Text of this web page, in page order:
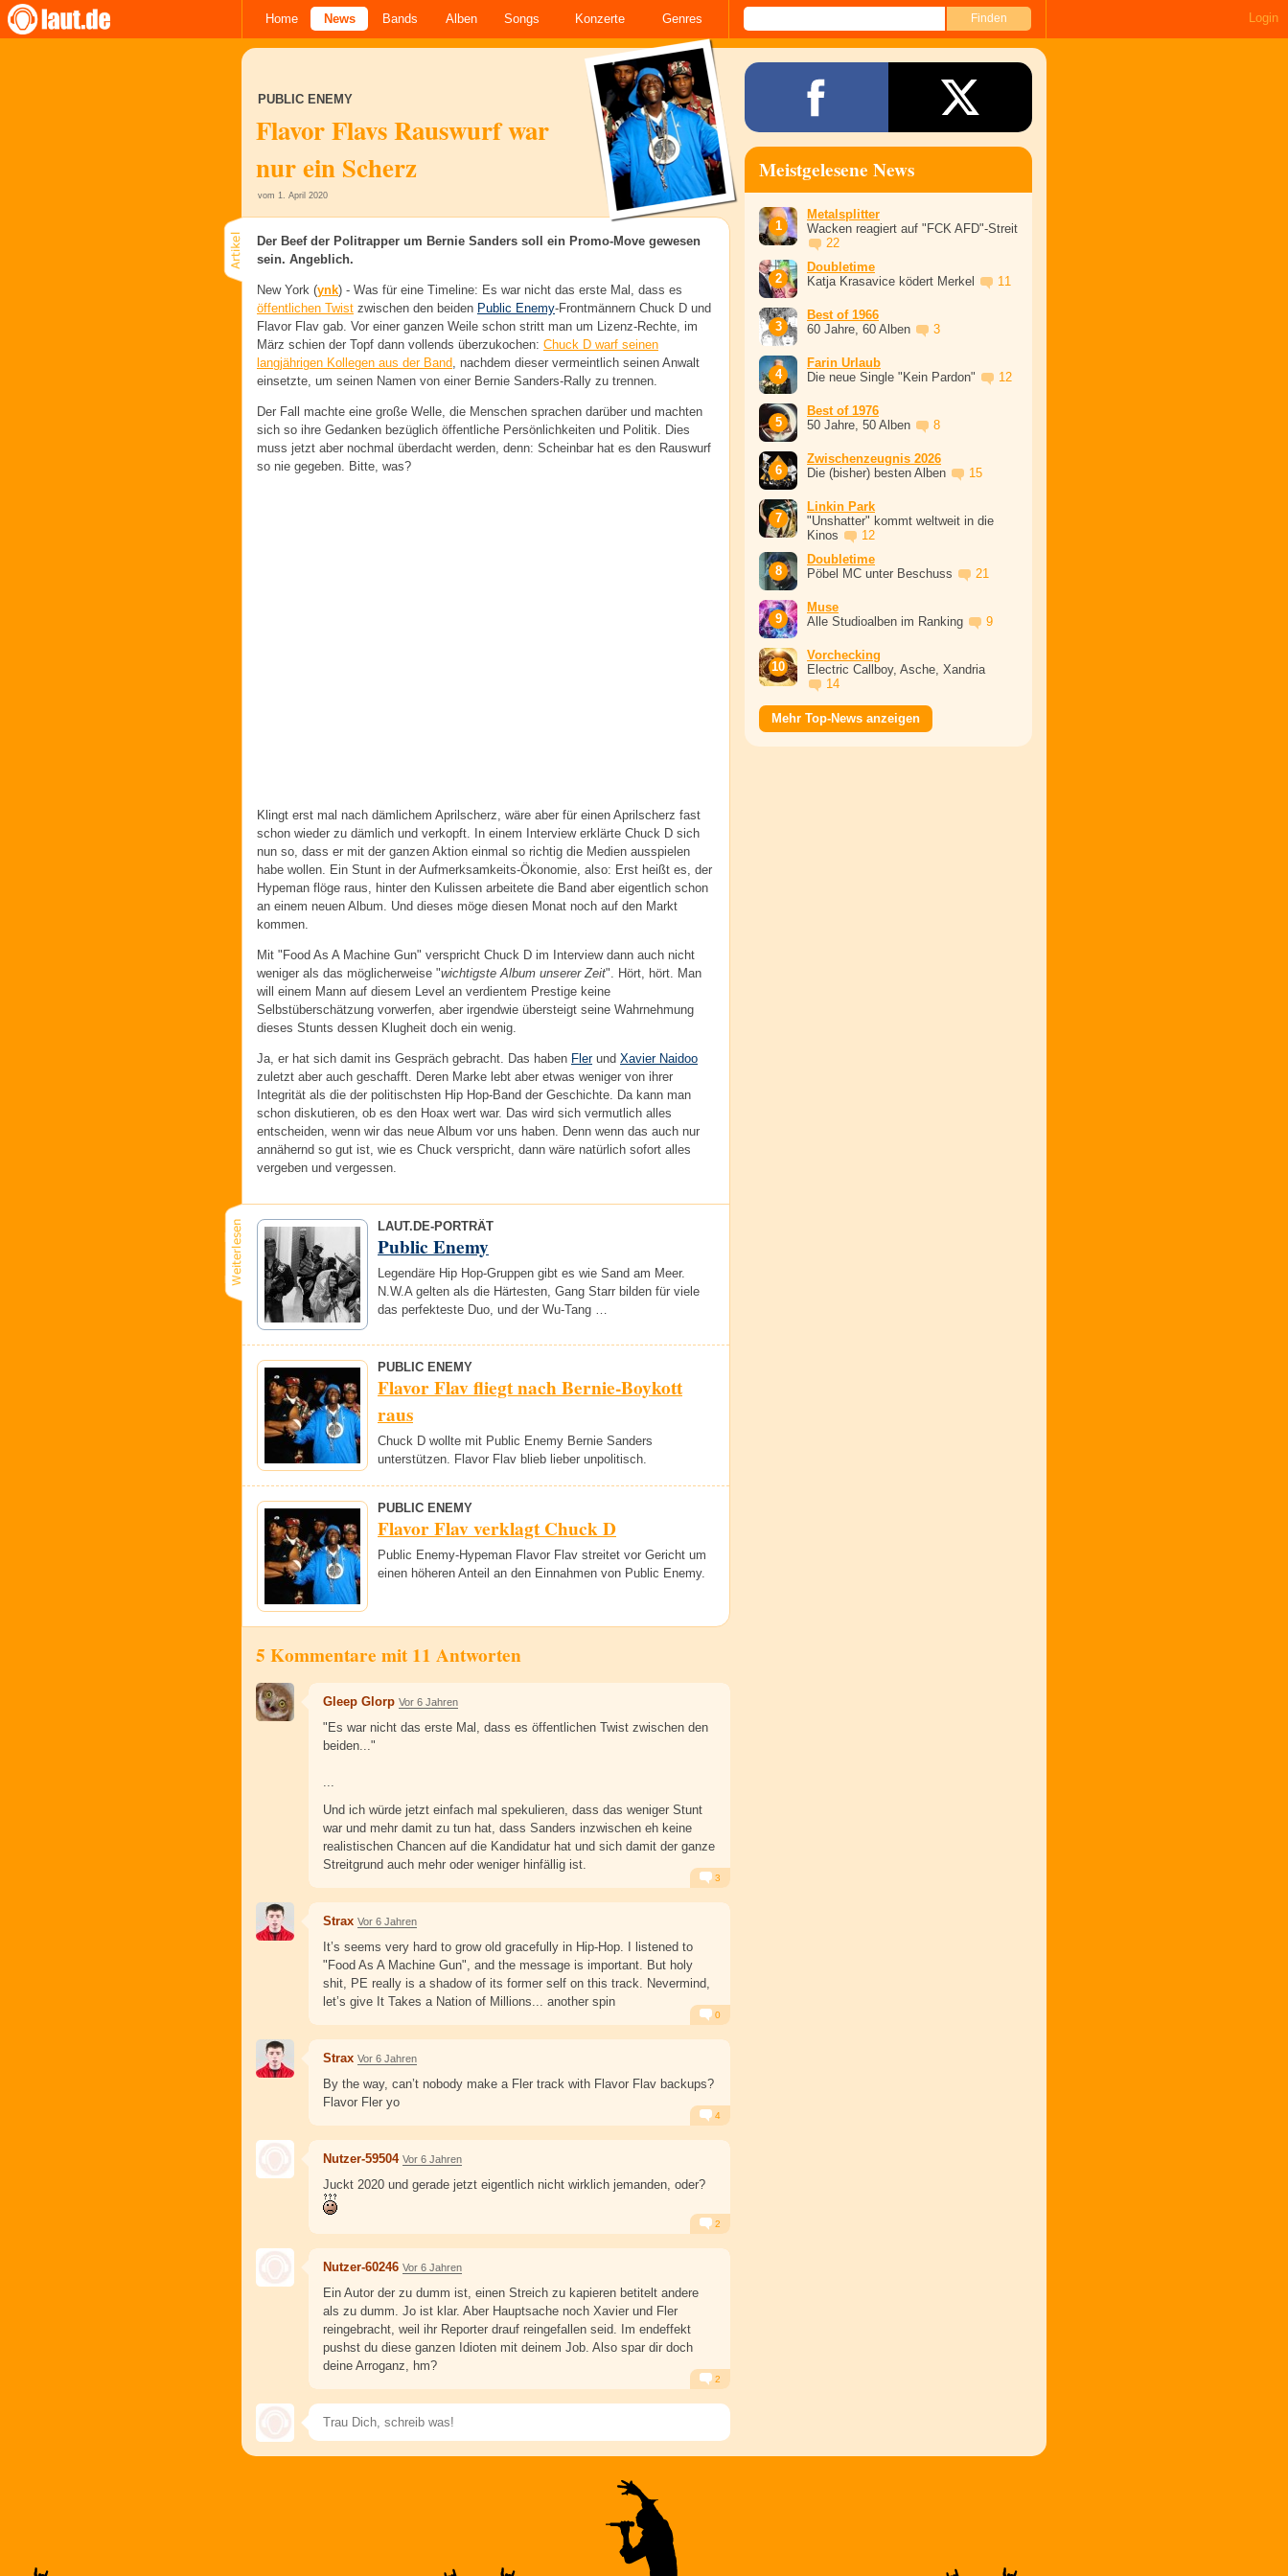
Home News Bands Alben Songs Konzerte Genres Login
PUBLIC ENEMY
Flavor Flavs Rauswurf war
nur ein Scherz
vom 1. April 2020
Der Beef der Politrapper um Bernie Sanders soll ein Promo-Move gewesen
sein. Angeblich.
New York (ynk) - Was für eine Timeline: Es war nicht das erste Mal, dass es
öffentlichen Twist zwischen den beiden Public Enemy-Frontmännern Chuck D und
Flavor Flav gab. Vor einer ganzen Weile schon stritt man um Lizenz-Rechte, im
März schien der Topf dann vollends überzukochen: Chuck D warf seinen
langjährigen Kollegen aus der Band , nachdem dieser vermeintlich seinen Anwalt
einsetzte, um seinen Namen von einer Bernie Sanders-Rally zu trennen.
Der Fall machte eine große Welle, die Menschen sprachen darüber und machten
sich so ihre Gedanken bezüglich öffentliche Persönlichkeiten und Politik. Dies
muss jetzt aber nochmal überdacht werden, denn: Scheinbar hat es den Rauswurf
so nie gegeben. Bitte, was?
Klingt erst mal nach dämlichem Aprilscherz, wäre aber für einen Aprilscherz fast
schon wieder zu dämlich und verkopft. In einem Interview erklärte Chuck D sich
nun so, dass er mit der ganzen Aktion einmal so richtig die Medien ausspielen
habe wollen. Ein Stunt in der Aufmerksamkeits-Ökonomie, also: Erst heißt es, der
Hypeman flöge raus, hinter den Kulissen arbeitete die Band aber eigentlich schon
an einem neuen Album. Und dieses möge diesen Monat noch auf den Markt
kommen.
Mit "Food As A Machine Gun" verspricht Chuck D im Interview dann auch nicht
weniger als das möglicherweise "wichtigste Album unserer Zeit". Hört, hört. Man
will einem Mann auf diesem Level an verdientem Prestige keine
Selbstüberschätzung vorwerfen, aber irgendwie übersteigt seine Wahrnehmung
dieses Stunts dessen Klugheit doch ein wenig.
Ja, er hat sich damit ins Gespräch gebracht. Das haben Flerund Xavier Naidoo
zuletzt aber auch geschafft. Deren Marke lebt aber etwas weniger von ihrer
Integrität als die der politischsten Hip Hop-Band der Geschichte. Da kann man
schon diskutieren, ob es den Hoax wert war. Das wird sich vermutlich alles
entscheiden, wenn wir das neue Album vor uns haben. Denn wenn das auch nur
annähernd so gut ist, wie es Chuck verspricht, dann wäre natürlich sofort alles
vergeben und vergessen.
LAUT.DE-PORTRÄT
Public Enemy
Legendäre Hip Hop-Gruppen gibt es wie Sand am Meer.
N.W.A gelten als die Härtesten, Gang Starr bilden für viele
das perfekteste Duo, und der Wu-Tang …
PUBLIC ENEMY
Flavor Flav fliegt nach Bernie-Boykott
raus
Chuck D wollte mit Public Enemy Bernie Sanders
unterstützen. Flavor Flav blieb lieber unpolitisch.
PUBLIC ENEMY
Flavor Flav verklagt Chuck D
Public Enemy-Hypeman Flavor Flav streitet vor Gericht um
einen höheren Anteil an den Einnahmen von Public Enemy.
5 Kommentare mit 11 Antworten
Gleep Glorp Vor 6 Jahren
"Es war nicht das erste Mal, dass es öffentlichen Twist zwischen den
beiden..."
Und ich würde jetzt einfach mal spekulieren, dass das weniger Stunt
war und mehr damit zu tun hat, dass Sanders inzwischen eh keine
realistischen Chancen auf die Kandidatur hat und sich damit der ganze
Streitgrund auch mehr oder weniger hinfällig ist.
Alarm Antworten
3
Strax Vor 6 Jahren
It’s seems very hard to grow old gracefully in Hip-Hop. I listened to
"Food As A Machine Gun", and the message is important. But holy
shit, PE really is a shadow of its former self on this track. Nevermind,
let’s give It Takes a Nation of Millions... another spin
Alarm Antworten
0
Strax Vor 6 Jahren
By the way, can’t nobody make a Fler track with Flavor Flav backups?
Flavor Fler yo
Alarm Antworten
4
Nutzer-59504 Vor 6 Jahren
Juckt 2020 und gerade jetzt eigentlich nicht wirklich jemanden, oder?
Alarm Antworten
2
Nutzer-60246 Vor 6 Jahren
Ein Autor der zu dumm ist, einen Streich zu kapieren betitelt andere
als zu dumm. Jo ist klar. Aber Hauptsache noch Xavier und Fler
reingebracht, weil ihr Reporter drauf reingefallen seid. Im endeffekt
pushst du diese ganzen Idioten mit deinem Job. Also spar dir doch
deine Arroganz, hm?
Alarm Antworten
2
Speichern
Meistgelesene News
Metalsplitter
Wacken reagiert auf "FCK AFD"-Streit
22
Doubletime
Katja Krasavice ködert Merkel
11
Best of 1966
60 Jahre, 60 Alben
3
Farin Urlaub
Die neue Single "Kein Pardon"
12
Best of 1976
50 Jahre, 50 Alben
8
Zwischenzeugnis 2026
Die (bisher) besten Alben
15
Linkin Park
"Unshatter" kommt weltweit in die
Kinos
12
Doubletime
Pöbel MC unter Beschuss
21
Muse
Alle Studioalben im Ranking
9
Vorchecking
Electric Callboy, Asche, Xandria
14
Mehr Top-News anzeigen